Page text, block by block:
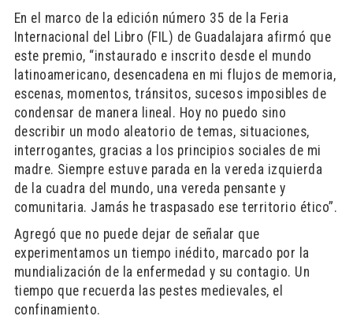
En el marco de la edición número 35 de la Feria
Internacional del Libro (FIL) de Guadalajara afirmó que
este premio, “instaurado e inscrito desde el mundo
latinoamericano, desencadena en mi flujos de memoria,
escenas, momentos, tránsitos, sucesos imposibles de
condensar de manera lineal. Hoy no puedo sino
describir un modo aleatorio de temas, situaciones,
interrogantes, gracias a los principios sociales de mi
madre. Siempre estuve parada en la vereda izquierda
de la cuadra del mundo, una vereda pensante y
comunitaria. Jamás he traspasado ese territorio ético”.
Agregó que no puede dejar de señalar que
experimentamos un tiempo inédito, marcado por la
mundialización de la enfermedad y su contagio. Un
tiempo que recuerda las pestes medievales, el
confinamiento.